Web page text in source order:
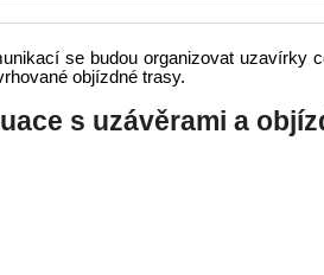
se budou organizovat
objízdné trasy.
s uzávěrami a